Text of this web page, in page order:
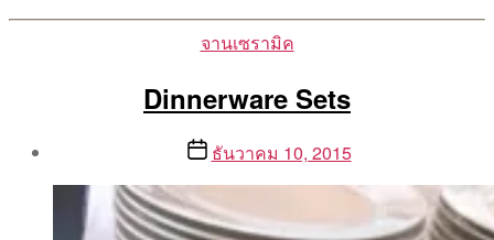
Categories
จานเซรามิค
Dinnerware Sets
Aea
Postธันวาคม 10, 2015